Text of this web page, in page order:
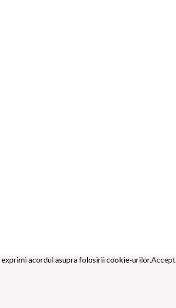
acordul asupra folosirii cookie-urilor.Accept